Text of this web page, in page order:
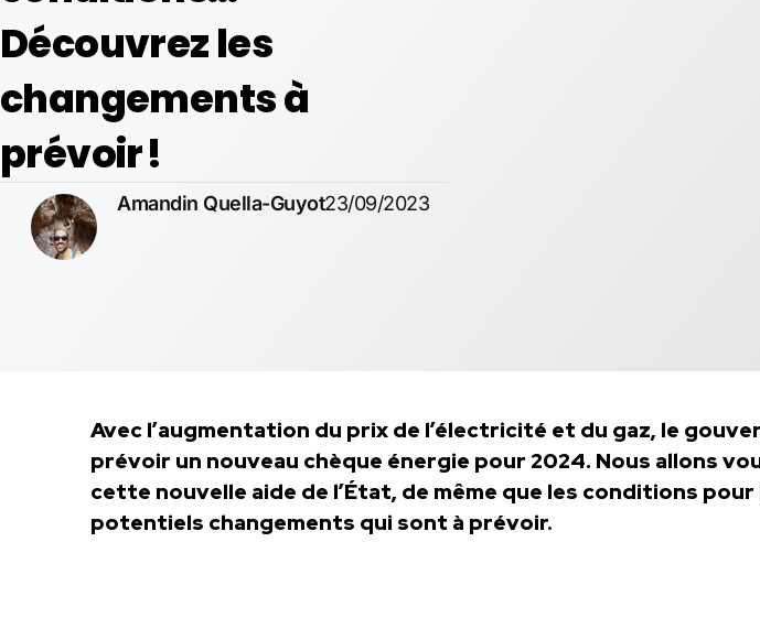
Découvrez les
changements à
prévoir !
Amandin Quella-Guyot23/09/2023
Avec l’augmentation du prix de l’électricité et du gaz, le
prévoir un nouveau chèque énergie pour 2024. Nous allons
cette nouvelle aide de l’État, de même que les conditions pour
potentiels changements qui sont à prévoir.